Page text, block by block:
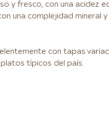
y fresco, con una acidez
una complejidad mineral
con tapas
platos típicos del país.